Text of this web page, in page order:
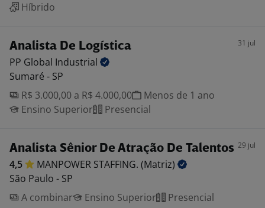
Híbrido
Analista De Logística 31 jul
PP Global Industrial
Sumaré - SP
R$ 3.000,00 a R$ 4.000,00
Menos de 1 ano
Ensino Superior
Presencial
Analista Sênior De Atração De Talentos 29 jul
4,5 MANPOWER STAFFING. (Matriz)
São Paulo - SP
A combinar
Ensino Superior Presencial